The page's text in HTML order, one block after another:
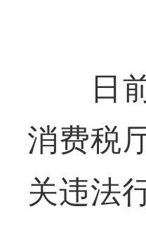
日前
消费税
关违法